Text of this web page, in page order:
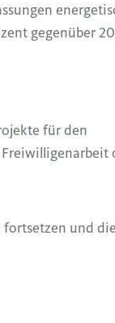
gegenüber
für den
und